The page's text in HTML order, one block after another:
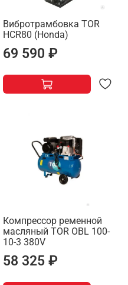
Вибротрамбовка TOR
HCR80 (Honda)
69 590 ₽
Компрессор ременной
масляный TOR OBL 100-
10-3 380V
58 325 ₽